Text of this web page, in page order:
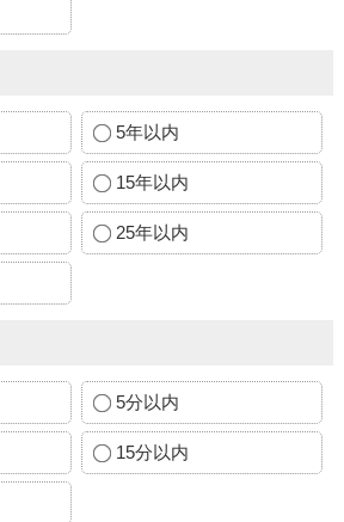
5年以内
15年以内
25年以内
5分以内
15分以内